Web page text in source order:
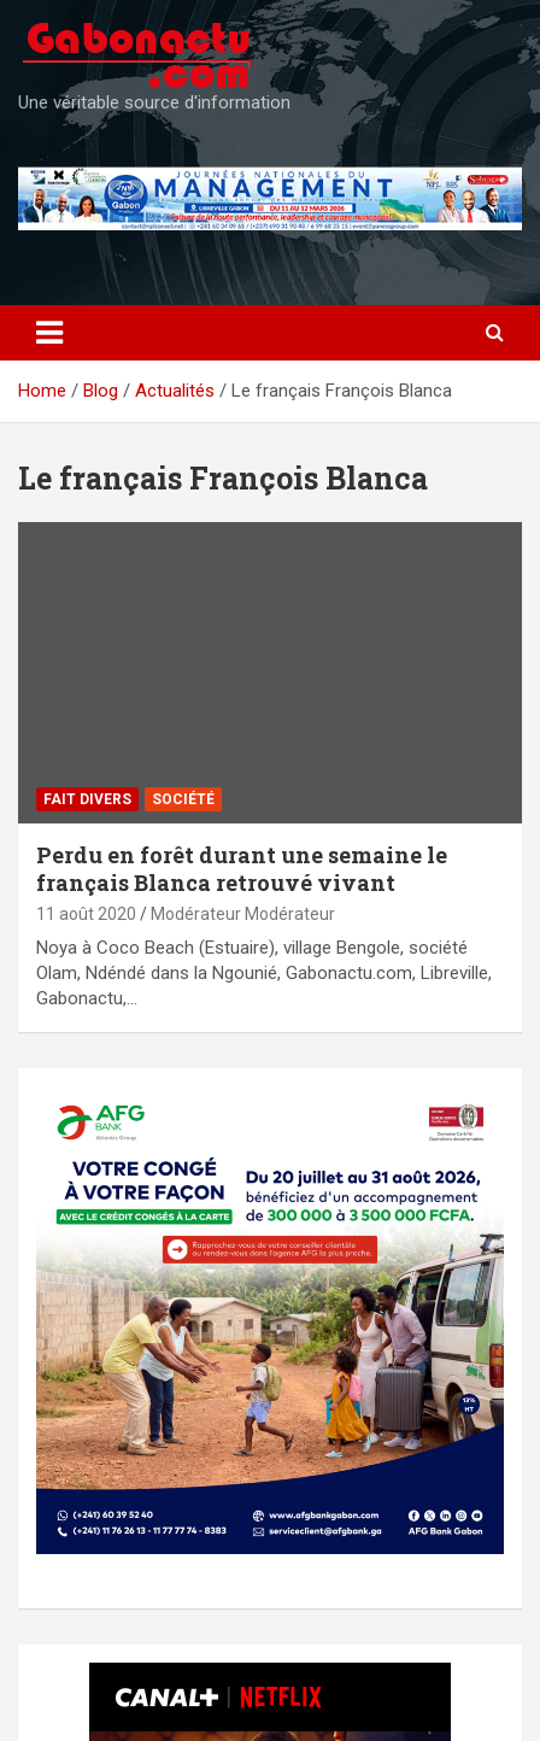
content
Une véritable source d'information
Home Blog Actualités Le français François Blanca
Le français François Blanca
FAIT DIVERS SOCIÉTÉ
Perdu en forêt durant une semaine le
français Blanca retrouvé vivant
11 août 2020 Modérateur Modérateur
Noya à Coco Beach (Estuaire), village Bengole, société
Olam, Ndéndé dans la Ngounié, Gabonactu.com, Libreville,
Gabonactu,…